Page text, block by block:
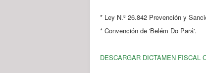
* Ley N.º 26.842 Prevención y
* Convención de 'Belém Do Pará'.
DESCARGAR DICTAMEN FISCAL